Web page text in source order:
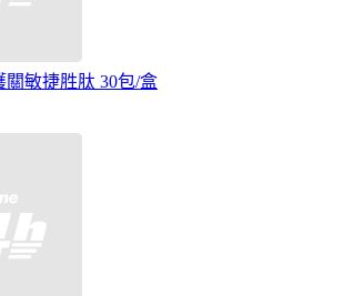
關敏捷胜肽 30包/盒